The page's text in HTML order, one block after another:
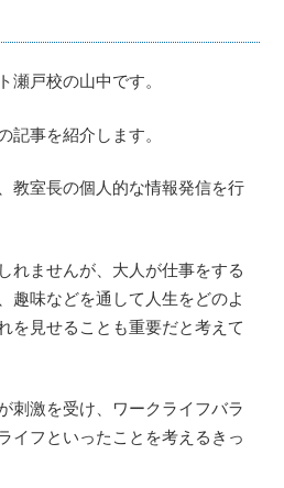
瀬戸校の山中です。
記事を紹介します。
教室長の個人的な情報発信を行
れませんが、大人が仕事をする
趣味などを通して人生をどのよ
を見せることも重要だと考えて
刺激を受け、ワークライフバラ
イフといったことを考えるきっ